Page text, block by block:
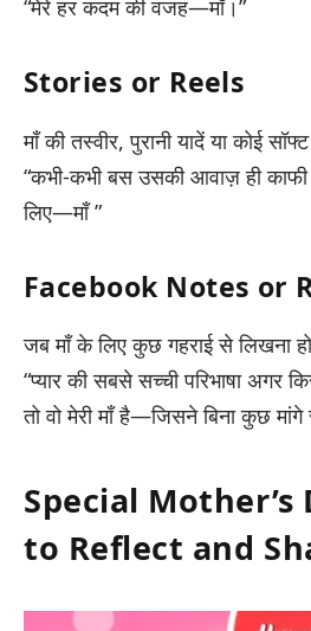
“मेरे हर कदम की वजह—माँ।”
Stories or Reels
माँ की तस्वीर, पुरानी यादें या कोई
“कभी-कभी बस उसकी आवाज़ ही
लिए—माँ ”
Facebook Notes or
जब माँ के लिए कुछ गहराई से लिखना
“प्यार की सबसे सच्ची परिभाषा अगर
तो वो मेरी माँ है—जिसने बिना कुछ
Special Mother’s
to Reflect and